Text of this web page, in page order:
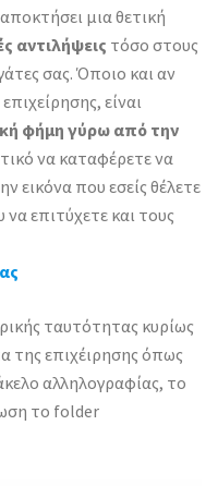
μια θετική
αντιλήψεις τόσο στους
σας. Όποιο και αν
είναι
φήμη γύρω από την
να καταφέρετε να
εικόνα που εσείς θέλετε
επιτύχετε και τους
ταυτότητας κυρίως
της επιχέιρησης όπως
αλληλογραφίας, το
το folder